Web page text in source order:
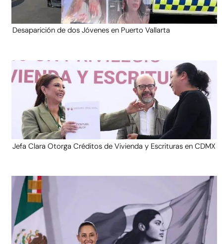
Desaparición de dos Jóvenes en Puerto Vallarta
Jefa Clara Otorga Créditos de Vivienda y Escrituras en CDMX